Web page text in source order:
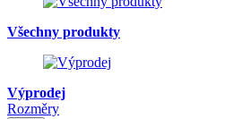
Všechny produkty
Výprodej
Rozměry